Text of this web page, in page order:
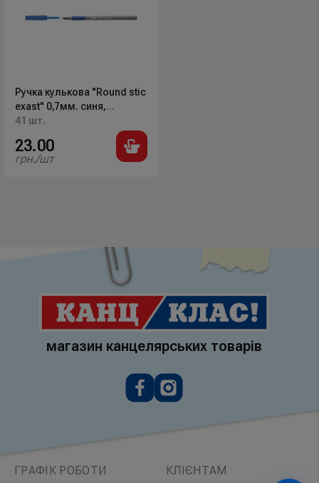
Ручка кулькова "Round stic
exast" 0,7мм. синя,
bc918543 BIC
41 шт.
23.00
грн./шт
магазин канцелярських товарів
ГРАФІК РОБОТИ
КЛІЄНТАМ